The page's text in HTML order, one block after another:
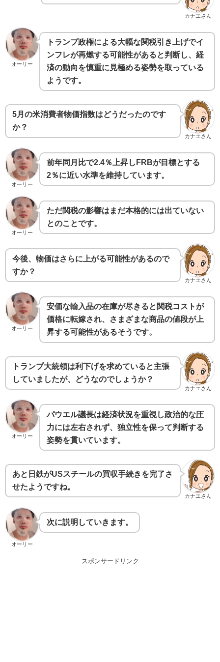
カナエさん
オーリー
トランプ政権による大幅な関税引き上げでイ
ンフレが再燃する可能性があると判断し、経
済の動向を慎重に見極める姿勢を取っている
ようです。
カナエさん
5月の米消費者物価指数はどうだったのです
か？
オーリー
前年同月比で2.4％上昇しFRBが目標とする
2％に近い水準を維持しています。
オーリー
ただ関税の影響はまだ本格的には出ていない
とのことです。
カナエさん
今後、物価はさらに上がる可能性があるので
すか？
オーリー
安価な輸入品の在庫が尽きると関税コストが
価格に転嫁され、さまざまな商品の値段が上
昇する可能性があるそうです。
カナエさん
トランプ大統領は利下げを求めていると主張
していましたが、どうなのでしょうか？
オーリー
パウエル議長は経済状況を重視し政治的な圧
力には左右されず、独立性を保って判断する
姿勢を貫いています。
カナエさん
あと日鉄がUSスチールの買収手続きを完了さ
せたようですね。
オーリー
次に説明していきます。
スポンサードリンク